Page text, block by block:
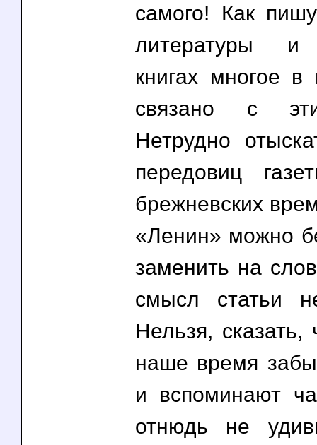
самого! Как
литературы и
книгах многое
связано с
Нетрудно
передовиц
брежневских
«Ленин» можно
заменить на
смысл статьи
Нельзя,
наше время
и вспоминают
отнюдь не